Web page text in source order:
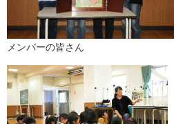
メンバーの皆さん